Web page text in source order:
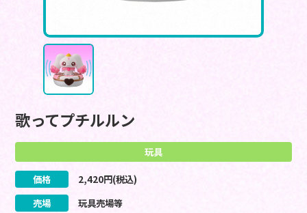
歌ってプチルルン
玩具
価格 2,420円(税込)
売場
玩具売場等